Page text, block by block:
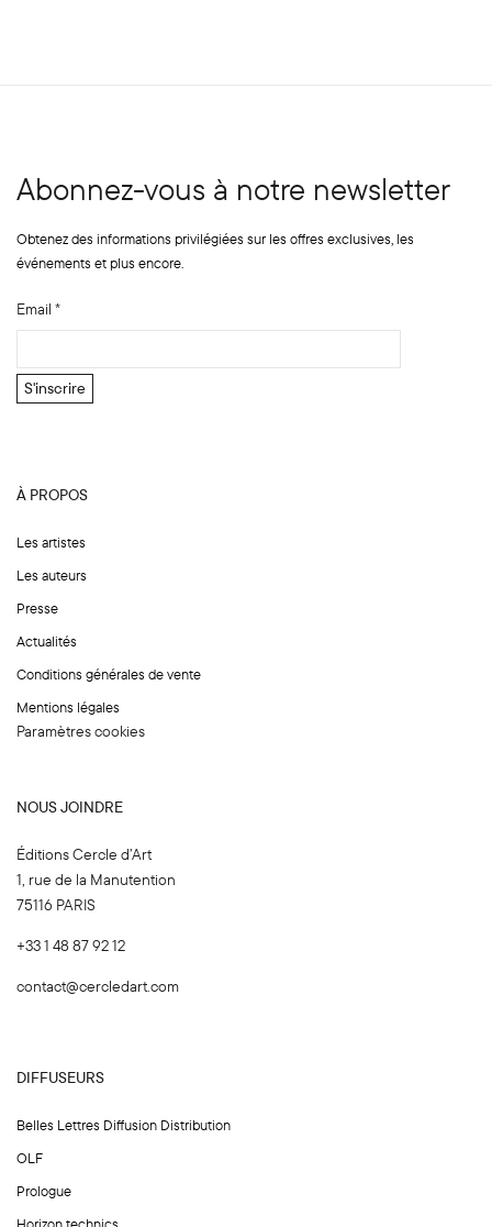
Abonnez-vous à notre newsletter
Obtenez des informations privilégiées sur les offres exclusives, les
événements et plus encore.
N
o
E
m
l
Email *
S'inscrire
À PROPOS
Les artistes
Les auteurs
Presse
Actualités
Conditions générales de vente
Mentions légales
Paramètres cookies
NOUS JOINDRE
Éditions Cercle d’Art
1, rue de la Manutention
75116 PARIS
+33 1 48 87 92 12
contact@cercledart.com
DIFFUSEURS
Belles Lettres Diffusion Distribution
OLF
Prologue